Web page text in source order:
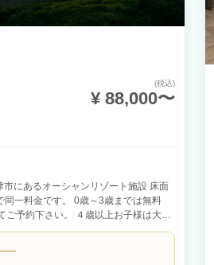
(税込)
¥ 88,000〜
にあるオーシャンリゾート施設 床面
料金です。 0歳～3歳までは無料
ご予約下さい。 ４歳以上お子様は大人
ウントいたします。） 目の前はすぐ
むことが出来る海岸線 オーシャンビュ
の景色は絶景です。 都心から少し離